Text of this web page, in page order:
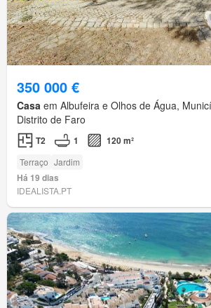
350 000 €
Casa em Albufeira e Olhos de Água,
Distrito de Faro
T2 1 120 m²
Terraço Jardim
Há 19 dias
IDEALISTA.PT